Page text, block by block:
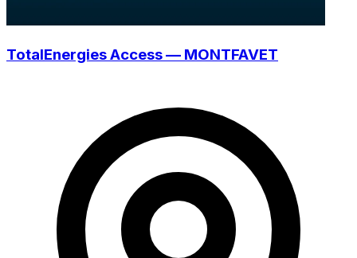
TotalEnergies Access — MONTFAVET